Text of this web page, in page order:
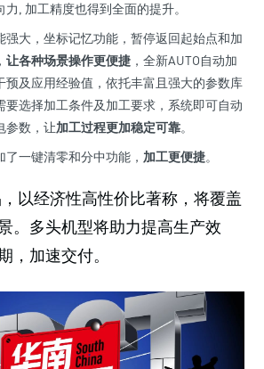
, 加工精度也得到全面的提升。
强大，坐标记忆功能，暂停返回起始点和加
让各种场景操作更便捷 ，全新AUTO自动加
预及应用经验值，依托丰富且强大的参数库
要选择加工条件及加工要求，系统即可自动
参数，让加工过程更加稳定可靠。
了一键清零和分中功能， 加工更便捷。
以经济性高性价比著称，将覆盖
。多头机型将助力提高生产效
，加速交付。